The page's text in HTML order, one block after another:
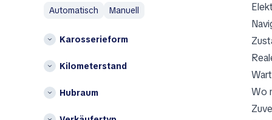
B
Bestune
Bugatti
Polen
Andere
Belgien
automatisch
manuell
Karosserieform
Kilometerstand
Hubraum
Wo